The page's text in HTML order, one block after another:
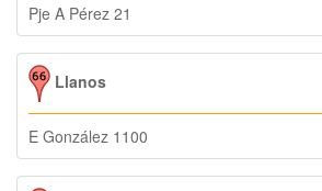
Pje A Pérez 21
Llanos
E González 1100